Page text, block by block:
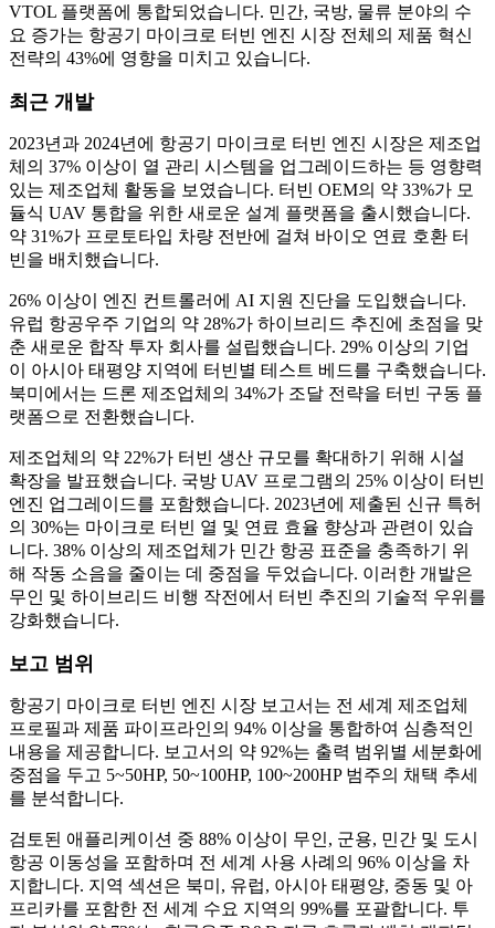
VTOL 플랫폼에 통합되었습니다. 민간, 국방, 물류 분야의 수
요 증가는 항공기 마이크로 터빈 엔진 시장 전체의 제품 혁신
전략의 43%에 영향을 미치고 있습니다.
최근 개발
2023년과 2024년에 항공기 마이크로 터빈 엔진 시장은 제조업
체의 37% 이상이 열 관리 시스템을 업그레이드하는 등 영향력
있는 제조업체 활동을 보였습니다. 터빈 OEM의 약 33%가 모
듈식 UAV 통합을 위한 새로운 설계 플랫폼을 출시했습니다.
약 31%가 프로토타입 차량 전반에 걸쳐 바이오 연료 호환 터
빈을 배치했습니다.
26% 이상이 엔진 컨트롤러에 AI 지원 진단을 도입했습니다.
유럽 ​​항공우주 기업의 약 28%가 하이브리드 추진에 초점을 맞
춘 새로운 합작 투자 회사를 설립했습니다. 29% 이상의 기업
이 아시아 태평양 지역에 터빈별 테스트 베드를 구축했습니다.
북미에서는 드론 제조업체의 34%가 조달 전략을 터빈 구동 플
랫폼으로 전환했습니다.
제조업체의 약 22%가 터빈 생산 규모를 확대하기 위해 시설
확장을 발표했습니다. 국방 UAV 프로그램의 25% 이상이 터빈
엔진 업그레이드를 포함했습니다. 2023년에 제출된 신규 특허
의 30%는 마이크로 터빈 열 및 연료 효율 향상과 관련이 있습
니다. 38% 이상의 제조업체가 민간 항공 표준을 충족하기 위
해 작동 소음을 줄이는 데 중점을 두었습니다. 이러한 개발은
무인 및 하이브리드 비행 작전에서 터빈 추진의 기술적 우위를
강화했습니다.
보고 범위
항공기 마이크로 터빈 엔진 시장 보고서는 전 세계 제조업체
프로필과 제품 파이프라인의 94% 이상을 통합하여 심층적인
내용을 제공합니다. 보고서의 약 92%는 출력 범위별 세분화에
중점을 두고 5~50HP, 50~100HP, 100~200HP 범주의 채택 추세
를 분석합니다.
검토된 애플리케이션 중 88% 이상이 무인, 군용, 민간 및 도시
항공 이동성을 포함하며 전 세계 사용 사례의 96% 이상을 차
지합니다. 지역 섹션은 북미, 유럽, 아시아 태평양, 중동 및 아
프리카를 포함한 전 세계 수요 지역의 99%를 포괄합니다. 투